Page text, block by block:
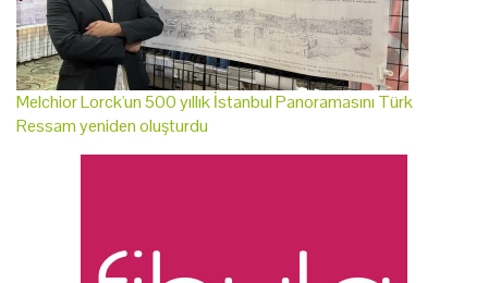
Melchior Lorck'un 500 yıllık İstanbul Panoramasını Türk
Ressam yeniden oluşturdu